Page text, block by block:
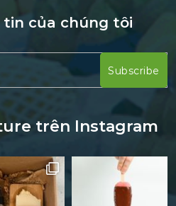
tin của chúng tôi
trên Instagram